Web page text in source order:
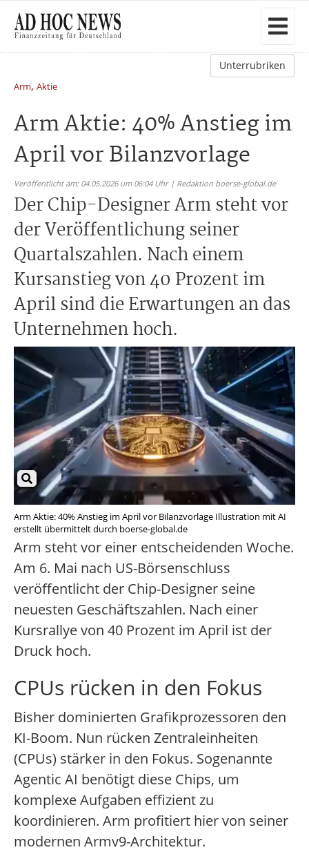
Unterrubriken
Arm, Aktie
Arm Aktie: 40% Anstieg im
April vor Bilanzvorlage
Veröffentlicht am: 04.05.2026 um 06:04 Uhr | Redaktion boerse-global.de
Der Chip-Designer Arm steht vor
der Veröffentlichung seiner
Quartalszahlen. Nach einem
Kursanstieg von 40 Prozent im
April sind die Erwartungen an das
Unternehmen hoch.
Arm Aktie: 40% Anstieg im April vor Bilanzvorlage Illustration mit AI
erstellt übermittelt durch boerse-global.de
Arm steht vor einer entscheidenden Woche.
Am 6. Mai nach US-Börsenschluss
veröffentlicht der Chip-Designer seine
neuesten Geschäftszahlen. Nach einer
Kursrallye von 40 Prozent im April ist der
Druck hoch.
CPUs rücken in den Fokus
Bisher dominierten Grafikprozessoren den
KI-Boom. Nun rücken Zentraleinheiten
(CPUs) stärker in den Fokus. Sogenannte
Agentic AI benötigt diese Chips, um
komplexe Aufgaben effizient zu
koordinieren. Arm profitiert hier von seiner
modernen Armv9-Architektur.